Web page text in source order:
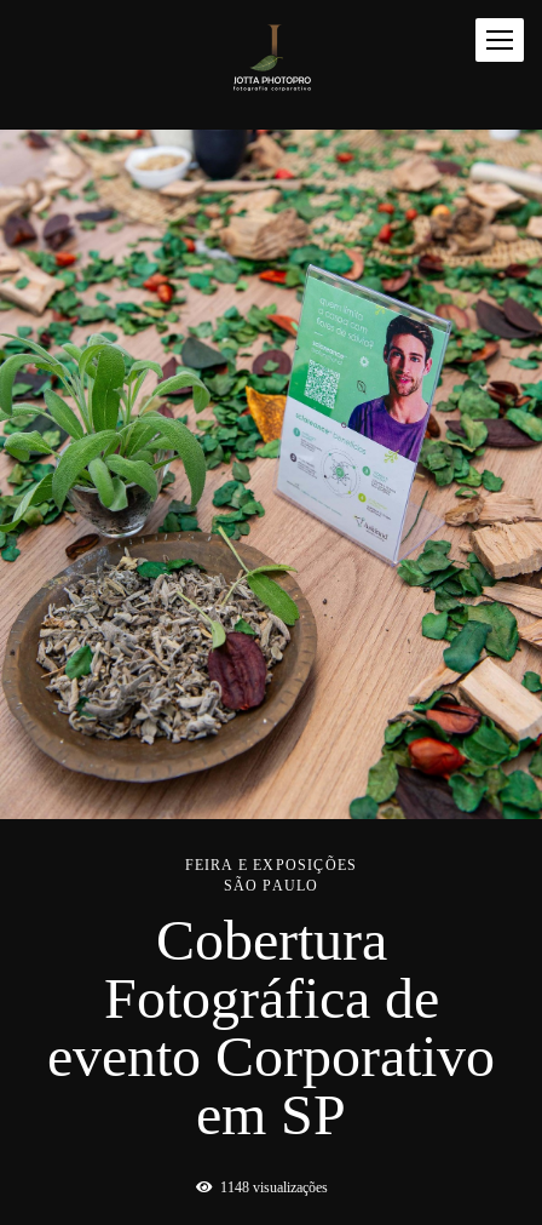
FEIRA E EXPOSIÇÕES
SÃO PAULO
Cobertura
Fotográfica de
evento Corporativo
em SP
1148 visualizações